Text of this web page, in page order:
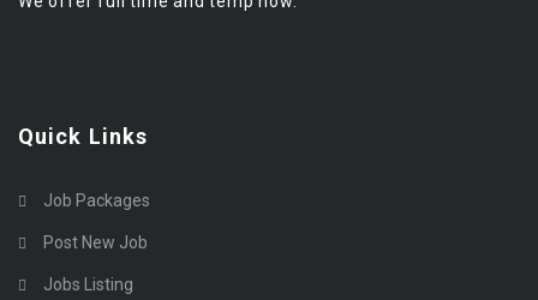
Quick Links
Job Packages
Post New Job
Jobs Listing